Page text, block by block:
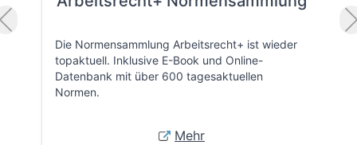
Die Normensammlung Arbeitsrecht+ ist wieder
topaktuell. Inklusive E-Book und Online-
Datenbank mit über 600 tagesaktuellen
Normen.
Mehr